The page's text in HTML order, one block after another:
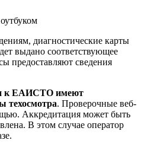
диагностические карты
выдано соответствующее
предоставляют сведения
к ЕАИСТО имеют
техосмотра. Проверочные веб-
Аккредитация может быть
В этом случае оператор